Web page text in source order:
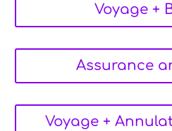
Voyage +
Assurance
Voyage +